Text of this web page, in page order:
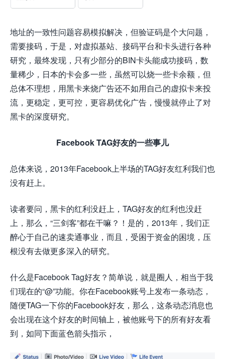
地址的一致性问题容易模拟解决，但验证码是个大问题，
需要接码，于是，对虚拟基站、接码平台和卡头进行各种
研究，最终发现，只有少部分的BIN卡头能成功接码，数
量稀少，日本的卡会多一些，虽然可以烧一些卡余额，但
总体不理想，用黑卡来烧广告还不如用自己的虚拟卡来投
流，更稳定，更可控，更容易优化广告，慢慢就停止了对
黑卡的深度研究。
Facebook TAG好友的一些事儿
总体来说，2013年Facebook上半场的TAG好友红利我们也
没有赶上。
读者要问，黑卡的红利没赶上，TAG好友的红利也没赶
上，那么，“三剑客”都在干嘛？！是的，2013年，我们正
醉心于自己的速卖通事业，而且，受困于资金的困境，压
根没有去做更多深入的研究。
什么是Facebook Tag好友？简单说，就是圈人，相当于我
们现在的“@”功能。你在Facebook账号上发布一条动态，
随便TAG一下你的Facebook好友，那么，这条动态消息也
会出现在这个好友的时间轴上，被他账号下的所有好友看
到，如同下面蓝色箭头指示，